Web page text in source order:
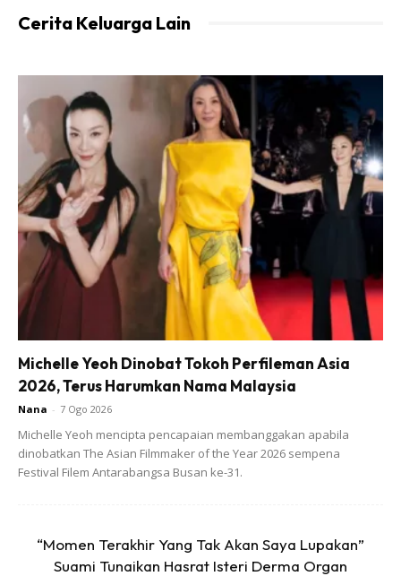
Menurut beliau, suaminya mempunya lesen lori trailer dan
bukan calang-calang syarikat lori yang suaminya bawa.
Ads
Iye betul. Suami saya bawa treller gas jenama petron &
petronas. Sebelum ni bawa gas BhP.
Cerita Keluarga Lain
Michelle Yeoh Dinobat Tokoh Perfileman Asia
2026, Terus Harumkan Nama Malaysia
Nana - 7 Ogo 2026
Michelle Yeoh mencipta pencapaian membanggakan apabila
dinobatkan The Asian Filmmaker of the Year 2026 sempena
Festival Filem Antarabangsa Busan ke-31.
“Momen Terakhir Yang Tak Akan Saya Lupakan”
Suami Tunaikan Hasrat Isteri Derma Organ